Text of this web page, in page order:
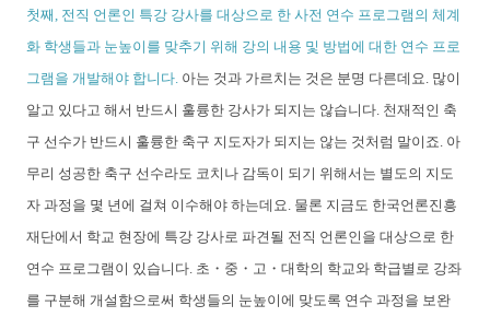
첫째, 전직 언론인 특강 강사를 대상으로 한 사전 연수 프로그램의 체계
화 학생들과 눈높이를 맞추기 위해 강의 내용 및 방법에 대한 연수 프로
그램을 개발해야 합니다. 아는 것과 가르치는 것은 분명 다른데요. 많이
알고 있다고 해서 반드시 훌륭한 강사가 되지는 않습니다. 천재적인 축
구 선수가 반드시 훌륭한 축구 지도자가 되지는 않는 것처럼 말이죠. 아
무리 성공한 축구 선수라도 코치나 감독이 되기 위해서는 별도의 지도
자 과정을 몇 년에 걸쳐 이수해야 하는데요. 물론 지금도 한국언론진흥
재단에서 학교 현장에 특강 강사로 파견될 전직 언론인을 대상으로 한
연수 프로그램이 있습니다. 초・중・고・대학의 학교와 학급별로 강좌
를 구분해 개설함으로써 학생들의 눈높이에 맞도록 연수 과정을 보완